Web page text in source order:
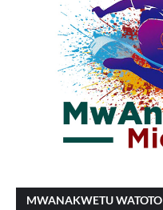
MWANAKWETU WATOTO